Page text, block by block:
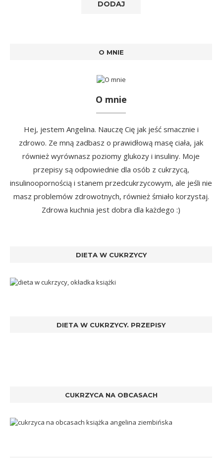
O MNIE
O mnie
Hej, jestem Angelina. Nauczę Cię jak jeść smacznie i
zdrowo. Ze mną zadbasz o prawidłową masę ciała, jak
również wyrównasz poziomy glukozy i insuliny. Moje
przepisy są odpowiednie dla osób z cukrzycą,
insulinoopornością i stanem przedcukrzycowym, ale jeśli nie
masz problemów zdrowotnych, również śmiało korzystaj.
Zdrowa kuchnia jest dobra dla każdego :)
DIETA W CUKRZYCY
DIETA W CUKRZYCY. PRZEPISY
CUKRZYCA NA OBCASACH